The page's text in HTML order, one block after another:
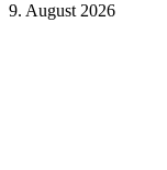
9. August 2026